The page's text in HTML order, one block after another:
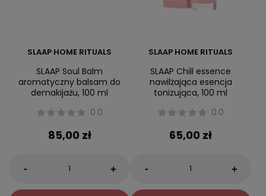
SLAAP HOME RITUALS
SLAAP Soul Balm
aromatyczny balsam do
demakijażu, 100 ml
0.0
85,00 zł
- +
SLAAP HOME RITUALS
SLAAP Chill essence
nawilżająca esencja
tonizująca, 100 ml
0.0
65,00 zł
- +